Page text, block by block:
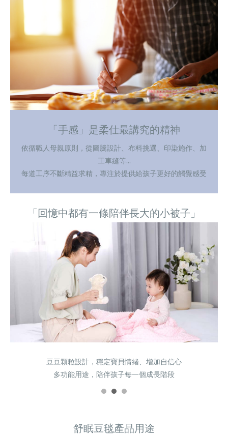
「手感」是柔仕最講究的精神
依循職人母親原則，從圖騰設計、布料挑選、印染施作、加
工車縫等...
每道工序不斷精益求精，專注於提供給孩子更好的觸覺感受
「回憶中都有一條陪伴長大的小被子」
豆豆顆粒設計，穩定寶貝情緒、增加自信心
多功能用途，陪伴孩子每一個成長階段
豆豆顆粒設計，穩定寶貝情緒、增加自信心
多功能用途，陪伴孩子每一個成長階段
豆豆顆粒設計，穩定寶貝情緒、增加自信心
多功能用途，陪伴孩子每一個成長階段
舒眠豆毯產品用途